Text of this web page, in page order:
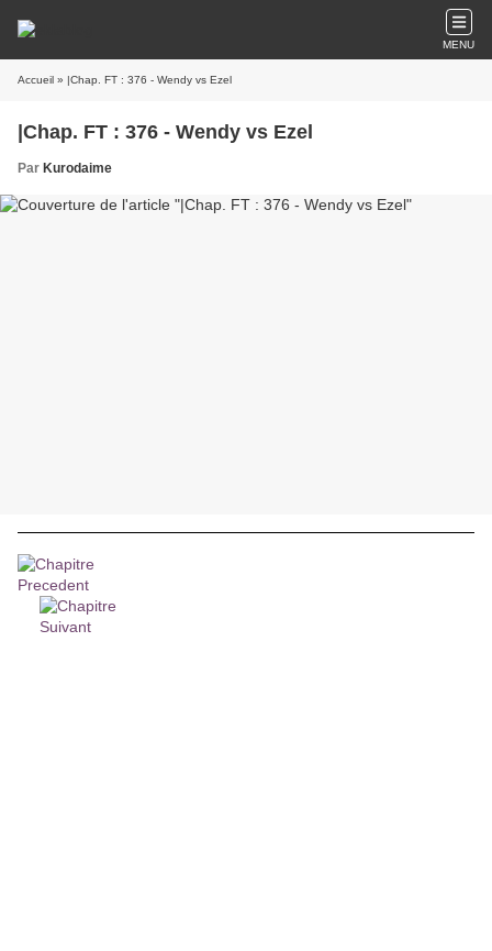
MENU
Accueil » |Chap. FT : 376 - Wendy vs Ezel
|Chap. FT : 376 - Wendy vs Ezel
Par Kurodaime